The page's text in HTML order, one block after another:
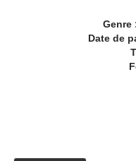
Genre
Date de